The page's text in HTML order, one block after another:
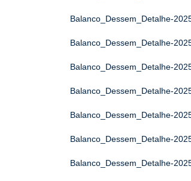
Balanco_Dessem_Detalhe-
Balanco_Dessem_Detalhe-
Balanco_Dessem_Detalhe-
Balanco_Dessem_Detalhe-
Balanco_Dessem_Detalhe-
Balanco_Dessem_Detalhe-
Balanco_Dessem_Detalhe-